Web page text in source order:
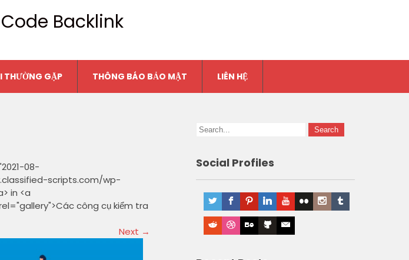
Backlink
THƯỜNG GẶP THÔNG BÁO BẢO MẬT LIÊN HỆ
08-
scripts.com/wp-
in <a
công cụ kiểm tra
Next →
Social Profiles